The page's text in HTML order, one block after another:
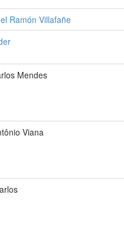
Ramón Villafañe
Mendes
Viana